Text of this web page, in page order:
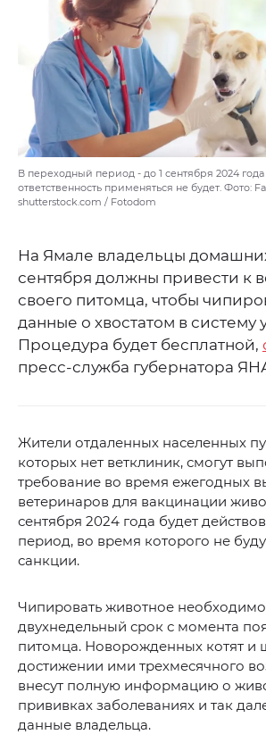
В переходный период - до 1 сентября 2024
ответственность применяться не будет. Фото:
shutterstock.com / Fotodom
На Ямале владельцы
сентября должны привести к
своего питомца, чтобы
данные о хвостатом в систему
Процедура будет бесплатной,
пресс-служба губернатора
Жители отдаленных населенных
которых нет ветклиник, смогут
требование во время ежегодных
ветеринаров для вакцинации
сентября 2024 года будет
период, во время которого не
санкции.
Чипировать животное
двухнедельный срок с момента
питомца. Новорожденных котят и
достижении ими трехмесячного
внесут полную информацию о
прививках заболеваниях и так
данные владельца.